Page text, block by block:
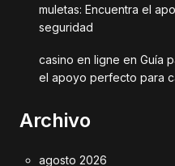
muletas: Encuentra el
seguridad
casino en ligne en Guía
el apoyo perfecto para
Archivo
agosto 2026